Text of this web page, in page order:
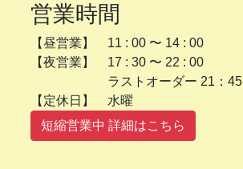
営業時間
【昼営業】 11 : 00 〜 14 : 00
【夜営業】 17 : 30 〜 22 : 00
ラストオーダー 21：45
【定休日】 水曜
短縮営業中 詳細はこちら